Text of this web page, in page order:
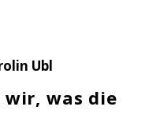
Ubl
was die